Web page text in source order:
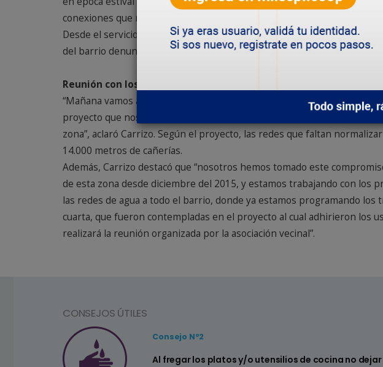
conexiones que realizan los usuarios con mangueras de grandes
Desde el servicio aseguraron que estos operativos continuarán a
del barrio denuncien estas conexiones no normalizadas.
Reunión con los vecinos de Km. 17 de la 3º y 4º etapa
“Mañana vamos a realizar una reunión con los vecinos del barrio de las
proyecto que nos falta ejecutar. Ya finalizamos las etapas 1º y 2º tal cual
zona”, aclaró Carrizo. Según el proyecto, las redes que faltan
14.000 metros de cañerías.
Además, Carrizo destacó que “nosotros hemos tomado este
de esta zona desde diciembre del 2015, y estamos trabajando con los
las redes de agua a todo el barrio, donde ya estamos programando los
cuarta, que fueron contempladas en el proyecto al cual adhirieron los
realizará la reunión organizada por la asociación vecinal”.
CONSEJOS ÚTILES
Consejo Nº2
Al fregar los platos y/o utensilios de cocina no dejar